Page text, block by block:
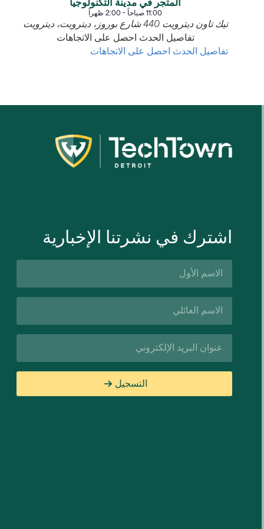
11:00 صباحاً -2:00 ظهراً
تيك تاون ديترويت 440 شارع بوروز، ديترويت، ديترويت
تفاصيل الحدث احصل على الاتجاهات
تفاصيل الحدث احصل على الاتجاهات
اشترك في نشرتنا الإخبارية
الاسم
الأول*
اسم
العائلة*
البريد
الإلكتروني*
التسجيل